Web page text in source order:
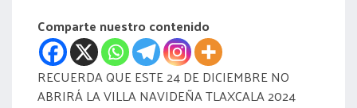
Comparte nuestro contenido
RECUERDA QUE ESTE 24 DE DICIEMBRE NO
ABRIRÁ LA VILLA NAVIDEÑA TLAXCALA 2024